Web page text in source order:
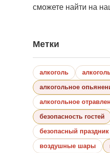
сможете найти на
Метки
алкоголь
алкогольное
алкогольное
безопасность гостей
безопасный праздник
воздушные шары